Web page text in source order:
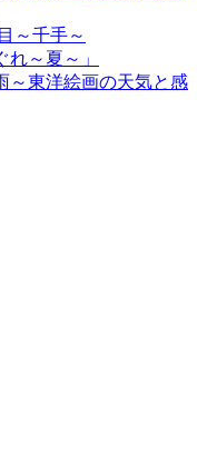
～千手～
～夏～」
～東洋絵画の天気と感